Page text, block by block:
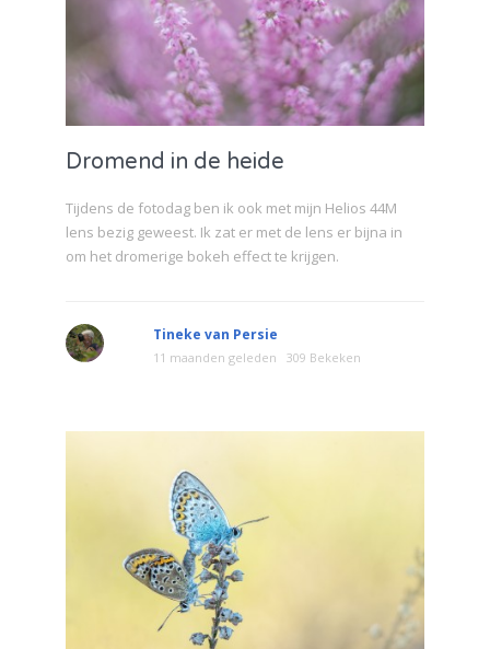
Dromend in de heide
Tijdens de fotodag ben ik ook met mijn Helios 44M
lens bezig geweest. Ik zat er met de lens er bijna in
om het dromerige bokeh effect te krijgen.
Tineke van Persie
11 maanden geleden 309 Bekeken